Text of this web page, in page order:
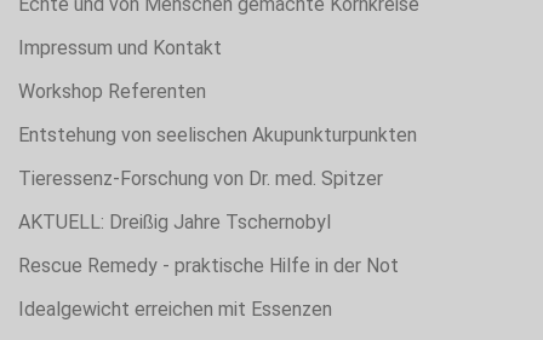
Impressum und Kontakt
Workshop Referenten
Entstehung von seelischen Akupunkturpunkten
Tieressenz-Forschung von Dr. med. Spitzer
AKTUELL: Dreißig Jahre Tschernobyl
Rescue Remedy - praktische Hilfe in der Not
Idealgewicht erreichen mit Essenzen